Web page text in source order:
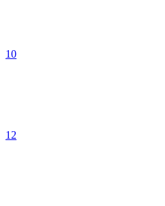
10
12